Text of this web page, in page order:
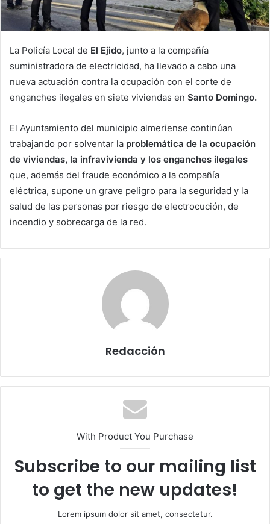
La Policía Local de El Ejido, junto a la compañía
suministradora de electricidad, ha llevado a cabo una
nueva actuación contra la ocupación con el corte de
enganches ilegales en siete viviendas en Santo Domingo.
El Ayuntamiento del municipio almeriense continúan
trabajando por solventar la problemática de la ocupación
de viviendas, la infravivienda y los enganches ilegales
que, además del fraude económico a la compañía
eléctrica, supone un grave peligro para la seguridad y la
salud de las personas por riesgo de electrocución, de
incendio y sobrecarga de la red.
Redacción
With Product You Purchase
Subscribe to our mailing list
to get the new updates!
Lorem ipsum dolor sit amet, consectetur.